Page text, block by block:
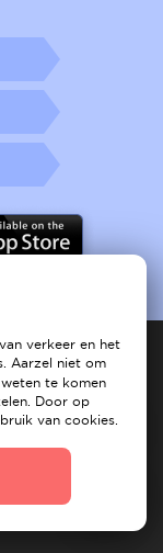
services
verkeer en het
Aarzel niet om
te komen
Door op
van cookies.